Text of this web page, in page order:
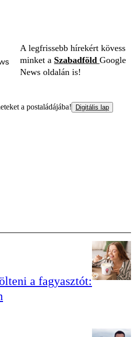
A legfrissebb hírekért kövess
minket a Szabadföld Google
News oldalán is!
a postaládájába!
Digitális lap
a fagyasztót: